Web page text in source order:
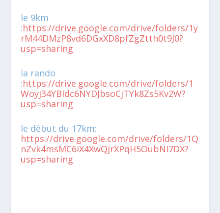
le 9km
:https://drive.google.com/drive/folders/1y
rM44DMzP8vd6DGxXD8pfZgZtth0t9J0?
usp=sharing
la rando
:https://drive.google.com/drive/folders/1
Woyj34YBIdc6NYDJbsoCjTYk8Zs5Kv2W?
usp=sharing
le début du 17km:
https://drive.google.com/drive/folders/1Q
nZvk4msMC6iX4XwQjrXPqH5OubNI7DX?
usp=sharing